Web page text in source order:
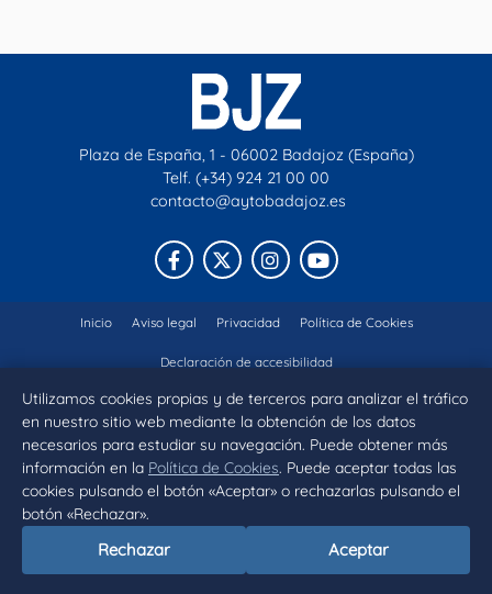
Utilizamos cookies propias y de terceros para analizar el tráfico
en nuestro sitio web mediante la obtención de los datos
necesarios para estudiar su navegación. Puede obtener más
información en la Política de Cookies. Puede aceptar todas las
cookies pulsando el botón «Aceptar» o rechazarlas pulsando el
botón «Rechazar».
Rechazar Aceptar
Plaza de España, 1 - 06002 Badajoz (España)
Telf. (+34) 924 21 00 00
contacto@aytobadajoz.es
Facebook
X InstagramYouTube
Inicio Aviso legal Privacidad Política de Cookies
Declaración de accesibilidad